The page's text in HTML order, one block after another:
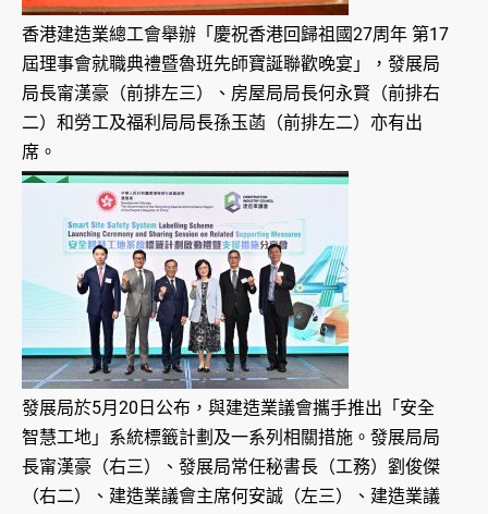
香港建造業總工會舉辦「慶祝香港回歸祖國27周年 第17
屆理事會就職典禮暨魯班先師寶誕聯歡晚宴」，發展局
局長甯漢豪（前排左三）、房屋局局長何永賢（前排右
二）和勞工及福利局局長孫玉菡（前排左二）亦有出
席。
發展局於5月20日公布，與建造業議會攜手推出「安全
智慧工地」系統標籤計劃及一系列相關措施。發展局局
長甯漢豪（右三）、發展局常任秘書長（工務）劉俊傑
（右二）、建造業議會主席何安誠（左三）、建造業議